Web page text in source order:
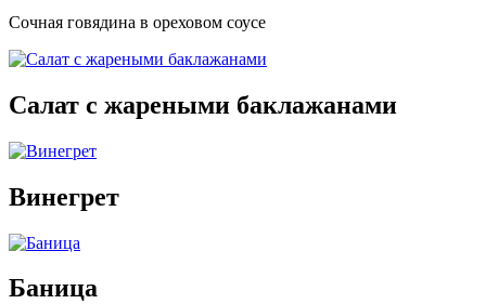
Сочная говядина в ореховом соусе
Салат с жареными баклажанами
Винегрет
Баница